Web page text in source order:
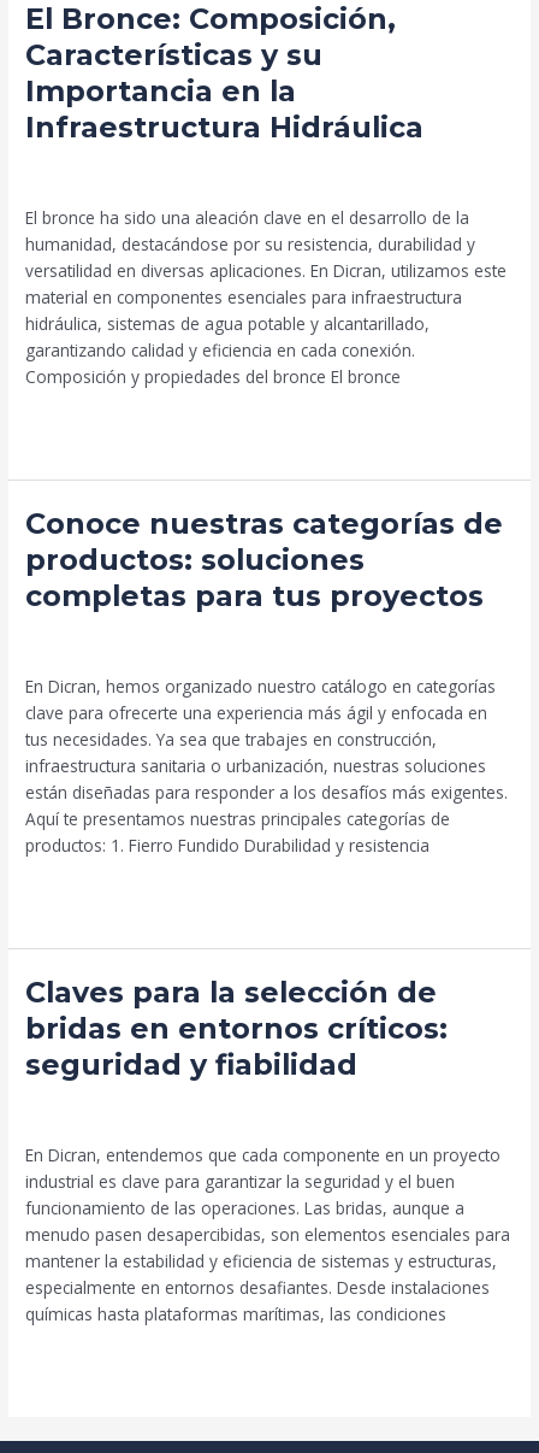
El Bronce: Composición,
Características y su
Importancia en la
Infraestructura Hidráulica
El bronce ha sido una aleación clave en el desarrollo de la
humanidad, destacándose por su resistencia, durabilidad y
versatilidad en diversas aplicaciones. En Dicran, utilizamos este
material en componentes esenciales para infraestructura
hidráulica, sistemas de agua potable y alcantarillado,
garantizando calidad y eficiencia en cada conexión.
Composición y propiedades del bronce El bronce
El
Bronce:
Composición,
Características
y
su
la
Infraestructura
Hidráulica
Conoce nuestras categorías de
productos: soluciones
completas para tus proyectos​
En Dicran, hemos organizado nuestro catálogo en categorías
clave para ofrecerte una experiencia más ágil y enfocada en
tus necesidades. Ya sea que trabajes en construcción,
infraestructura sanitaria o urbanización, nuestras soluciones
están diseñadas para responder a los desafíos más exigentes.
Aquí te presentamos nuestras principales categorías de
productos: 1. Fierro Fundido Durabilidad y resistencia
Conoce
categorías
de
completas
para
tus
proyectos​
Claves para la selección de
bridas en entornos críticos:
seguridad y fiabilidad
En Dicran, entendemos que cada componente en un proyecto
industrial es clave para garantizar la seguridad y el buen
funcionamiento de las operaciones. Las bridas, aunque a
menudo pasen desapercibidas, son elementos esenciales para
mantener la estabilidad y eficiencia de sistemas y estructuras,
especialmente en entornos desafiantes. Desde instalaciones
químicas hasta plataformas marítimas, las condiciones
Claves
para
la
selección
en
entornos
críticos:
seguridad
fiabilidad